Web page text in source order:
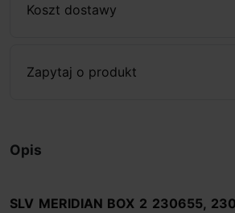
Koszt dostawy
Zapytaj o produkt
Opis
SLV MERIDIAN BOX 2 230655,